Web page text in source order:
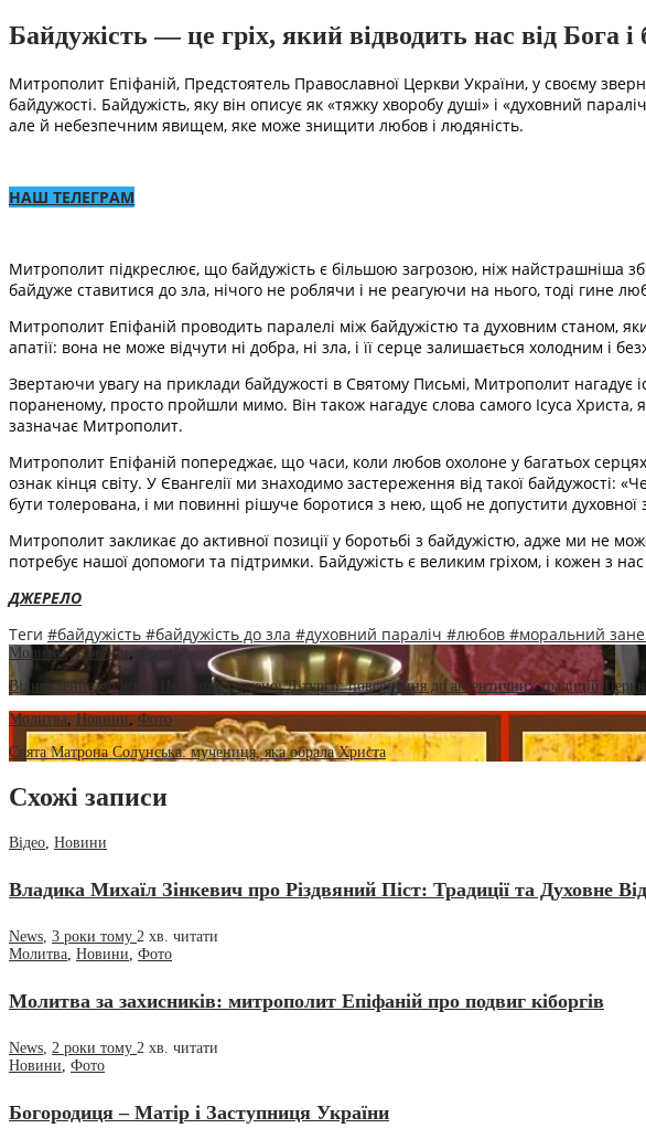
Байдужість — це гріх, який відводить нас від Бога і
Митрополит Епіфаній, Предстоятель Православної Церкви України, у своєму
байдужості. Байдужість, яку він описує як «тяжку хворобу душі» і «духовний
але й небезпечним явищем, яке може знищити любов і людяність.
НАШ ТЕЛЕГРАМ
Митрополит підкреслює, що байдужість є більшою загрозою, ніж найстрашніша
байдуже ставитися до зла, нічого не роблячи і не реагуючи на нього, тоді гине
Митрополит Епіфаній проводить паралелі між байдужістю та духовним станом,
апатії: вона не може відчути ні добра, ні зла, і її серце залишається холодним і
Звертаючи увагу на приклади байдужості в Святому Письмі, Митрополит
пораненому, просто пройшли мимо. Він також нагадує слова самого Ісуса Христа,
зазначає Митрополит.
Митрополит Епіфаній попереджає, що часи, коли любов охолоне у багатьох
ознак кінця світу. У Євангелії ми знаходимо застереження від такої
бути толерована, і ми повинні рішуче боротися з нею, щоб не допустити духовної
Митрополит закликає до активної позиції у боротьбі з байдужістю, адже ми не
потребує нашої допомоги та підтримки. Байдужість є великим гріхом, і кожен з
ДЖЕРЕЛО
Теги #байдужість #байдужість до зла #духовний параліч #любов #моральний
Молитва,Новини,Фото
Відновлення молитви Передшеосвяченої Літургії: повернення до автентичних традицій Церкви
Молитва,Новини,Фото
Свята Матрона Солунська: мучениця, яка обрала Христа
Схожі записи
Відео, Новини
Владика Михаїл Зінкевич про Різдвяний Піст: Традиції та Духовне
News, 3 роки тому 2 хв. читати
Молитва, Новини, Фото
Молитва за захисників: митрополит Епіфаній про подвиг кіборгів
News, 2 роки тому 2 хв. читати
Новини, Фото
Богородиця – Матір і Заступниця України